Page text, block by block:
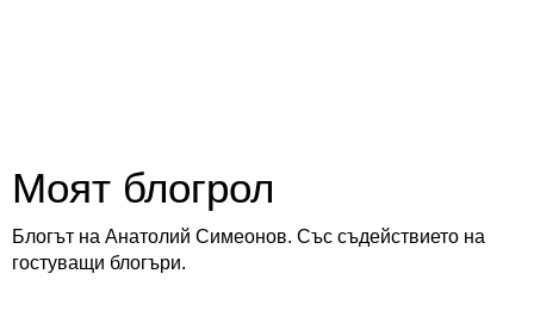
Моят блогрол
Блогът на Анатолий Симеонов. Със съдействието на
гостуващи блогъри.